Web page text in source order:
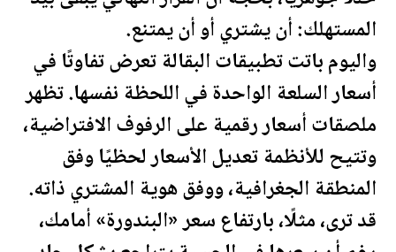
المستهلك: أن يشتري أو أن يمتنع.
واليوم باتت تطبيقات البقالة تعرض تفاوتًا في
أسعار السلعة الواحدة في اللحظةنفسها. تظهر
ملصقات أسعار رقمية على الرفوف الافتراضية،
وتتيح للأنظمة تعديل الأسعار لحظيًا وفق
المنطقة الجغرافية، ووفق هوية المشتري ذاته.
قد ترى، مثلًا، بارتفاع سعر «البندورة» أمامك،